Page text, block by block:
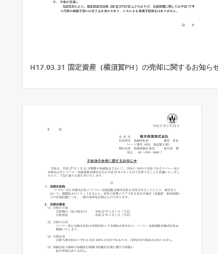
H17.03.31 固定資産（横須賀PH）の売却に関するお知ら